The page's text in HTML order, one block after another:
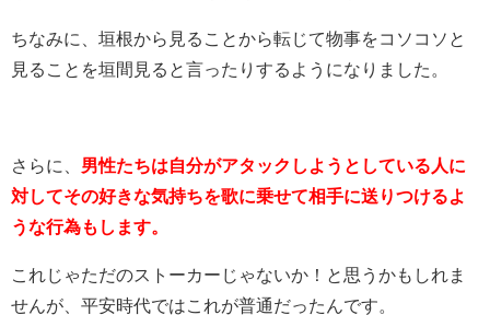
ちなみに、垣根から見ることから転じて物事をコソコソと
見ることを垣間見ると言ったりするようになりました。
さらに、 男性たちは自分がアタックしようとしている人に
対してその好きな気持ちを歌に乗せて相手に送りつけるよ
うな行為もします。
これじゃただのストーカーじゃないか！と思うかもしれま
せんが、平安時代ではこれが普通だったんです。